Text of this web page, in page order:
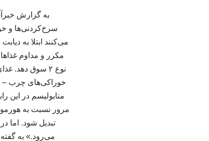
به گزارش
می‌کنند ابتلا به
مکرر و مداوم
نوع ۲ سوق
خوراکی‌های چرب –
متابولیسم در
‌مرور نسبت به
تبدیل شود. اما
می‌رود.» به